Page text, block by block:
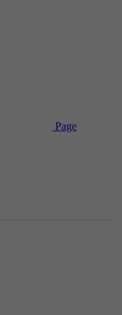
Page